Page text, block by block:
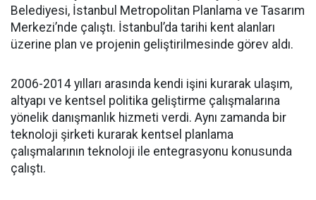
Belediyesi, İstanbul Metropolitan Planlama ve Tasarım
Merkezi’nde çalıştı. İstanbul’da tarihi kent alanları
üzerine plan ve projenin geliştirilmesinde görev aldı.
2006-2014 yılları arasında kendi işini kurarak ulaşım,
altyapı ve kentsel politika geliştirme çalışmalarına
yönelik danışmanlık hizmeti verdi. Aynı zamanda bir
teknoloji şirketi kurarak kentsel planlama
çalışmalarının teknoloji ile entegrasyonu konusunda
çalıştı.